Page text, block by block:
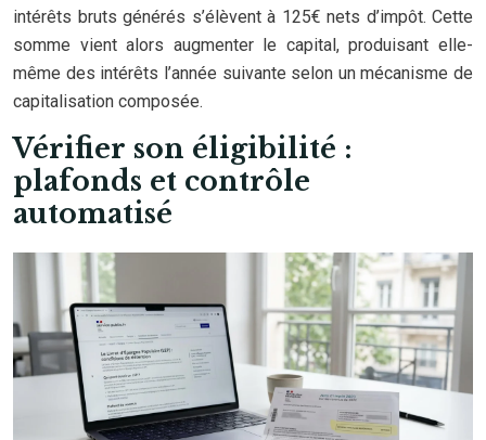
intérêts bruts générés s’élèvent à 125€ nets d’impôt. Cette
somme vient alors augmenter le capital, produisant elle-
même des intérêts l’année suivante selon un mécanisme de
capitalisation composée.
Vérifier son éligibilité :
plafonds et contrôle
automatisé